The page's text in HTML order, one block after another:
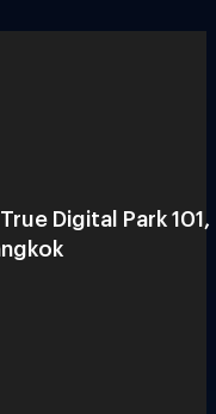
Digital Park 101,